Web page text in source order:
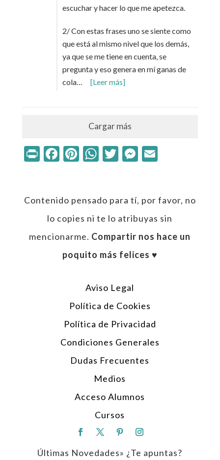
escuchar y hacer lo que me apetezca.
2/ Con estas frases uno se siente como
que está al mismo nivel que los demás,
ya que se me tiene en cuenta, se
pregunta y eso genera en mí ganas de
cola…
[Leer más]
Cargar más
PrintFacebook
Pinterest
WhatsApp
Twitter
Messenger
Email
Contenido pensado para tí, por favor, no
lo copies ni te lo atribuyas sin
mencionarme. Compartir nos hace un
poquito más felices ♥︎
Aviso Legal
Política de Cookies
Política de Privacidad
Condiciones Generales
Dudas Frecuentes
Medios
Acceso Alumnos
Cursos
Últimas Novedades» ¿Te apuntas?